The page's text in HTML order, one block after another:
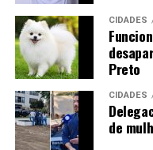
CIDADES
Preto
CIDADES
de